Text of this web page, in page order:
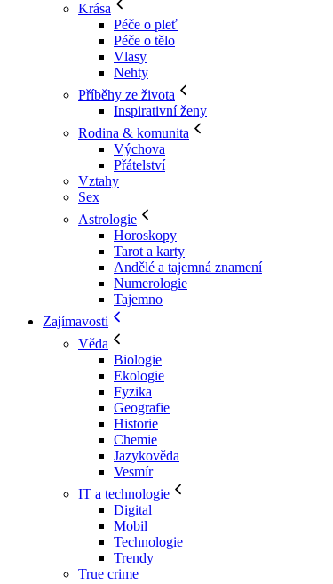
Krása
Péče o pleť
Péče o tělo
Vlasy
Nehty
Příběhy ze života
Inspirativní ženy
Rodina & komunita
Výchova
Přátelství
Vztahy
Sex
Astrologie
Horoskopy
Tarot a karty
Andělé a tajemná znamení
Numerologie
Tajemno
Zajímavosti
Věda
Biologie
Ekologie
Fyzika
Geografie
Historie
Chemie
Jazykověda
Vesmír
IT a technologie
Digital
Mobil
Technologie
Trendy
True crime